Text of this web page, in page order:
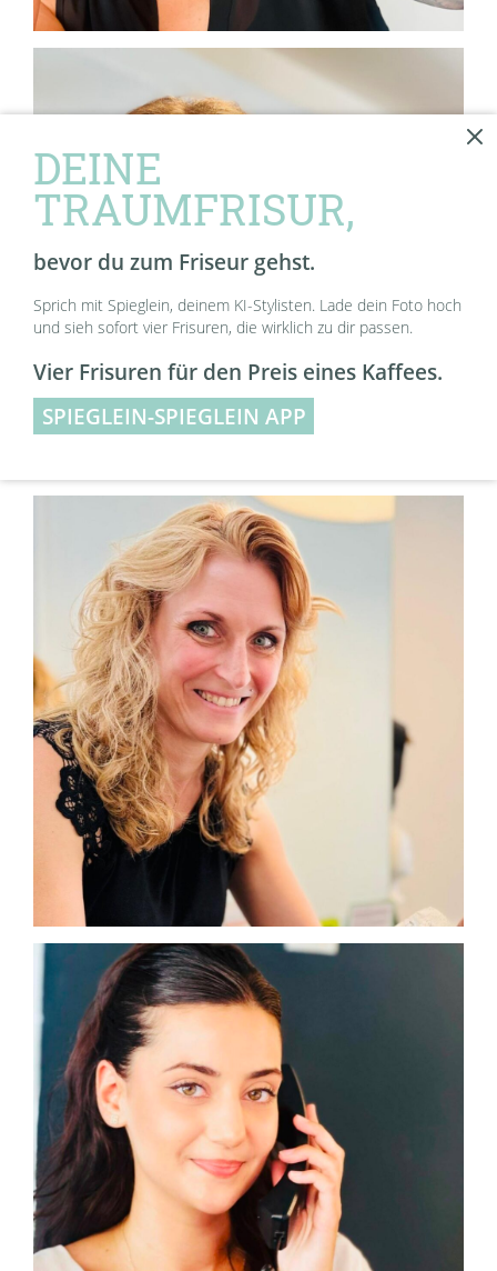
DEINE
TRAUMFRISUR,
bevor du zum Friseur gehst.
Sprich mit Spieglein, deinem KI-Stylisten. Lade dein Foto hoch
und sieh sofort vier Frisuren, die wirklich zu dir passen.
Vier Frisuren für den Preis eines Kaffees.
SPIEGLEIN-SPIEGLEIN APP